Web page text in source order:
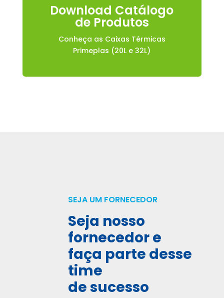
Download Catálogo
de Produtos
Conheça as Caixas Térmicas
Primeplas (20L e 32L)
SEJA UM FORNECEDOR
Seja nosso
fornecedor e
faça parte desse
time
de sucesso